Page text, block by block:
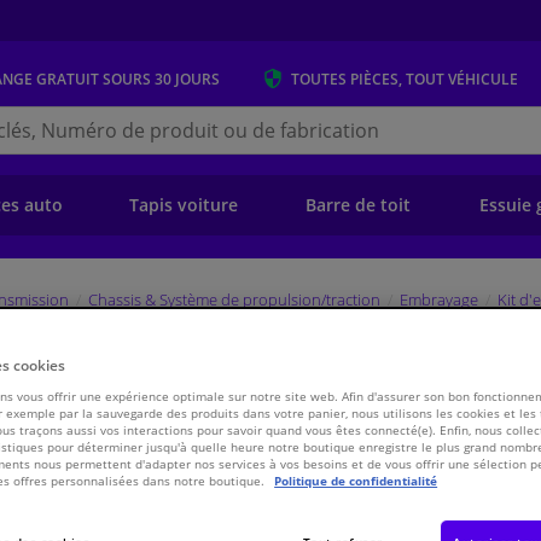
GRATUITSOURS 30 JOURS TOUTES PIÈCES, TOUT VÉHICULE
auto Tapis voiture Barre de toit Essuie
Chassis & Système de propulsion/traction Embrayage Kit
KIT 835038 Valeo
WINPRICE
€ 363,
cookies
vous offrir une expérience optimale sur notre site web. Afin d'assurer son bon
exemple par la sauvegarde des produits dans votre panier, nous utilisons les cookies et les
traçons aussi vos interactions pour savoir quand vous êtes connecté(e). Enfin, nous
pour déterminer jusqu'à quelle heure notre boutique enregistre le plus grand
nous permettent d'adapter nos services à vos besoins et de vous offrir une sélection
offres personnalisées dans notre boutique.
Politique de confidentialité